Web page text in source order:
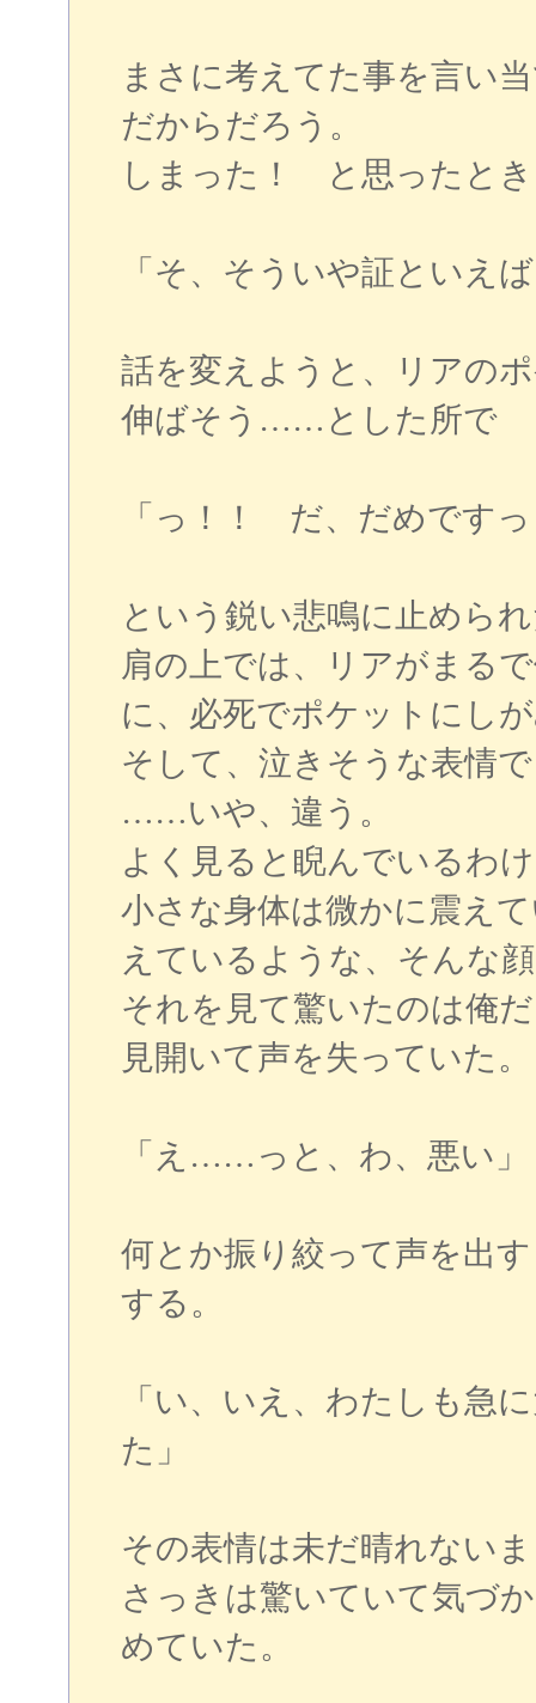
まさに考えてた事を言い
だからだろう。
しまった！ と思ったと
「そ、そういや証といえ
話を変えようと、リアの
伸ばそう……とした所で
「っ！！ だ、だめです
という鋭い悲鳴に止めら
肩の上では、リアがまる
に、必死でポケットにし
そして、泣きそうな表情
……いや、違う。
よく見ると睨んでいるわ
小さな身体は微かに震え
えているような、そんな
それを見て驚いたのは俺
見開いて声を失っていた。
「え……っと、わ、悪い」
何とか振り絞って声を出
する。
「い、いえ、わたしも急
た」
その表情は未だ晴れない
さっきは驚いていて気づ
めていた。